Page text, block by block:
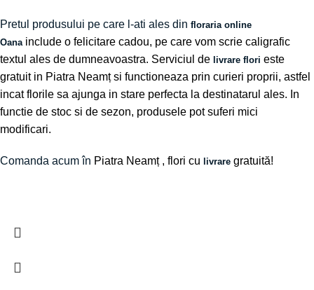
Pretul produsului pe care l-ati ales din floraria online
Oana include o felicitare cadou, pe care vom scrie caligrafic
textul ales de dumneavoastra. Serviciul de livrare flori este
gratuit in Piatra Neamț si functioneaza prin curieri proprii, astfel
incat florile sa ajunga in stare perfecta la destinatarul ales. In
functie de stoc si de sezon, produsele pot suferi mici
modificari.
Comanda acum în Piatra Neamț, flori cu livrare gratuită!